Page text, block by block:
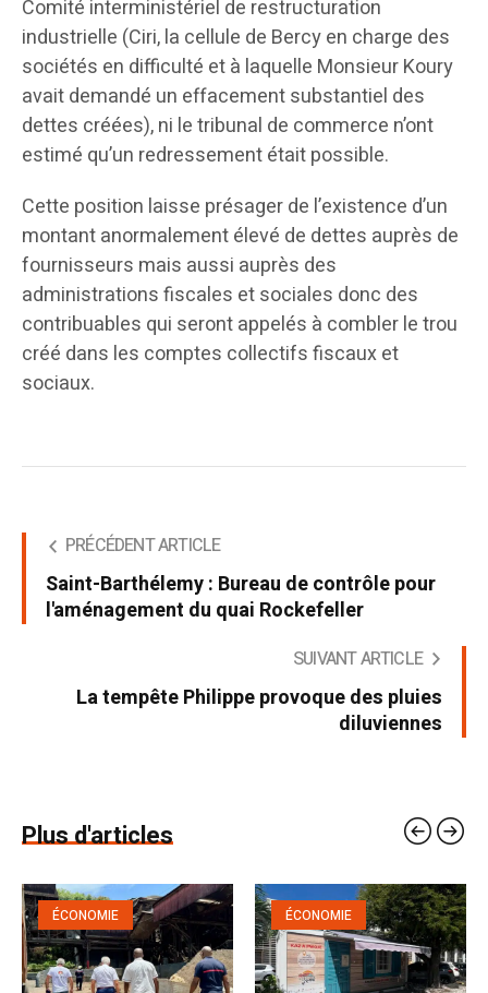
Comité interministériel de restructuration
industrielle (Ciri, la cellule de Bercy en charge des
sociétés en difficulté et à laquelle Monsieur Koury
avait demandé un effacement substantiel des
dettes créées), ni le tribunal de commerce n’ont
estimé qu’un redressement était possible.
Cette position laisse présager de l’existence d’un
montant anormalement élevé de dettes auprès de
fournisseurs mais aussi auprès des
administrations fiscales et sociales donc des
contribuables qui seront appelés à combler le trou
créé dans les comptes collectifs fiscaux et
sociaux.
PRÉCÉDENT ARTICLE
Saint-Barthélemy : Bureau de contrôle pour
l'aménagement du quai Rockefeller
SUIVANT ARTICLE
La tempête Philippe provoque des pluies
diluviennes
Plus d'articles
ÉCONOMIE ÉCONOMIE